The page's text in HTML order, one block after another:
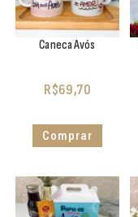
Caneca Avós
R$69,70
Comprar